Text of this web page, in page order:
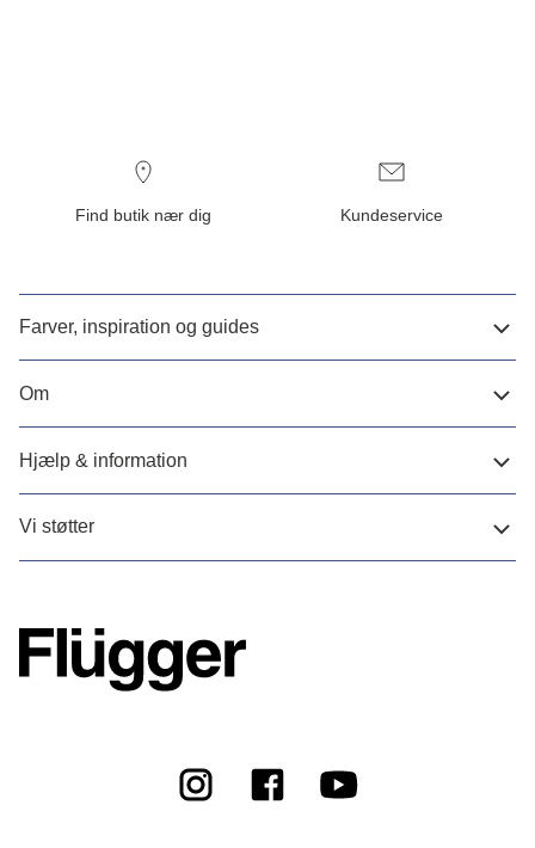
Find butik nær dig Kundeservice
Farver, inspiration og guides
Om
Hjælp & information
Vi støtter